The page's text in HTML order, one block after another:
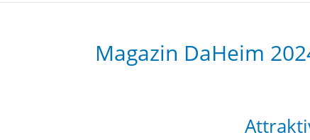
Magazin DaHeim